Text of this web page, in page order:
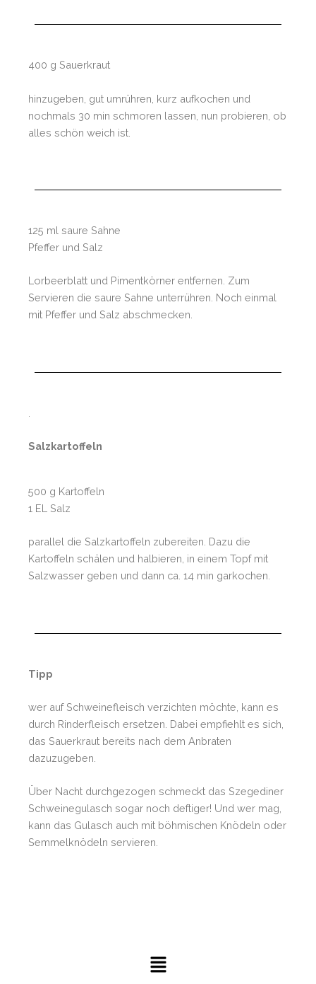
400 g Sauerkraut
hinzugeben, gut umrühren, kurz aufkochen und
nochmals 30 min schmoren lassen, nun probieren, ob
alles schön weich ist.
125 ml saure Sahne
Pfeffer und Salz
Lorbeerblatt und Pimentkörner entfernen. Zum
Servieren die saure Sahne unterrühren. Noch einmal
mit Pfeffer und Salz abschmecken.
Salzkartoffeln
500 g Kartoffeln
1 EL Salz
parallel die Salzkartoffeln zubereiten. Dazu die
Kartoffeln schälen und halbieren, in einem Topf mit
Salzwasser geben und dann ca. 14 min garkochen.
Tipp
wer auf Schweinefleisch verzichten möchte, kann es
durch Rinderfleisch ersetzen. Dabei empfiehlt es sich,
das Sauerkraut bereits nach dem Anbraten
dazuzugeben.
Über Nacht durchgezogen schmeckt das Szegediner
Schweinegulasch sogar noch deftiger! Und wer mag,
kann das Gulasch auch mit böhmischen Knödeln oder
Semmelknödeln servieren.
Menü